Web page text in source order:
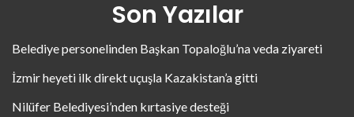
Son Yazılar
Belediye personelinden Başkan Topaloğlu’na veda ziyareti
İzmir heyeti ilk direkt uçuşla Kazakistan’a gitti
Nilüfer Belediyesi’nden kırtasiye desteği